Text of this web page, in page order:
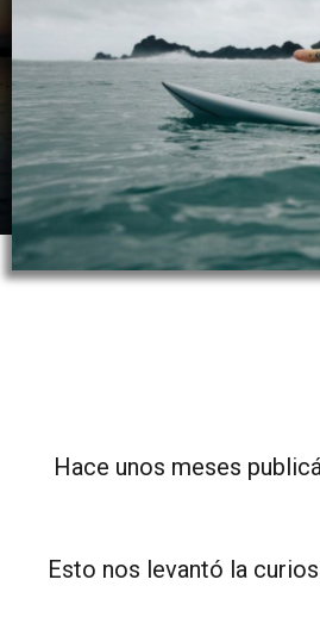
Hace unos meses
Esto nos levantó la